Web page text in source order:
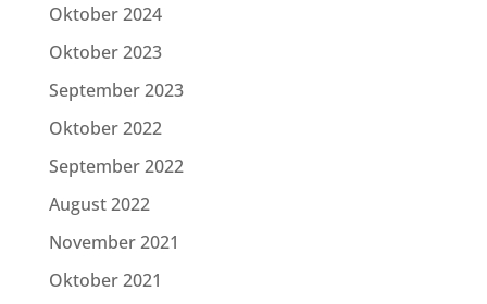
Oktober 2024
Oktober 2023
September 2023
Oktober 2022
September 2022
August 2022
November 2021
Oktober 2021